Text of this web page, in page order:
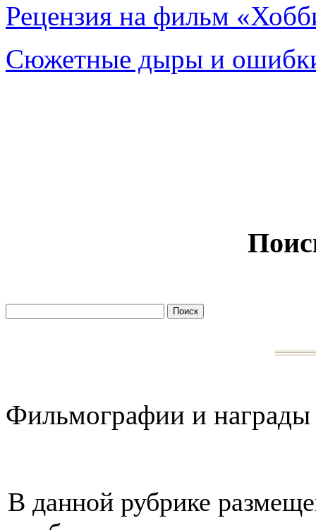
Рецензия на фильм
Сюжетные дыры и
Фильмографии и награды
В данной рубрике